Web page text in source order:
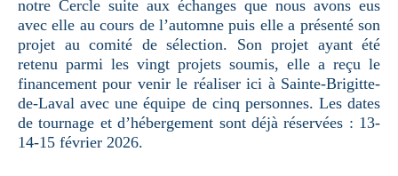
notre Cercle suite aux échanges que nous avons eus
avec elle au cours de l’automne puis elle a présenté son
projet au comité de sélection. Son projet ayant été
retenu parmi les vingt projets soumis, elle a reçu le
financement pour venir le réaliser ici à Sainte-Brigitte-
de-Laval avec une équipe de cinq personnes. Les dates
de tournage et d’hébergement sont déjà réservées : 13-
14-15 février 2026.